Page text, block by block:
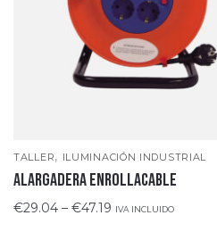
TALLER, ILUMINACIÓN INDUSTRIAL
ALARGADERA ENROLLACABLE
€29.04 – €47.19 IVA INCLUIDO